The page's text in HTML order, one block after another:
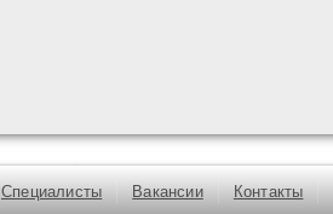
Специалисты Вакансии Контакты